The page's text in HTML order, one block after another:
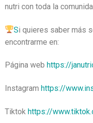
nutri con toda la
Si quieres saber más
encontrarme en:
Página web https://
Instagram https://
Tiktok https://